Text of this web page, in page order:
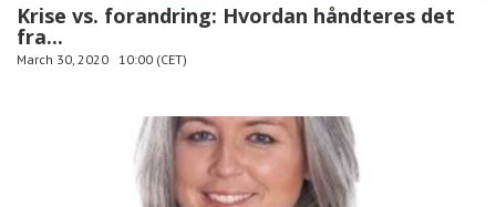
Krise vs. forandring: Hvordan håndteres det
fra...
March 30, 2020 10:00 (CET)